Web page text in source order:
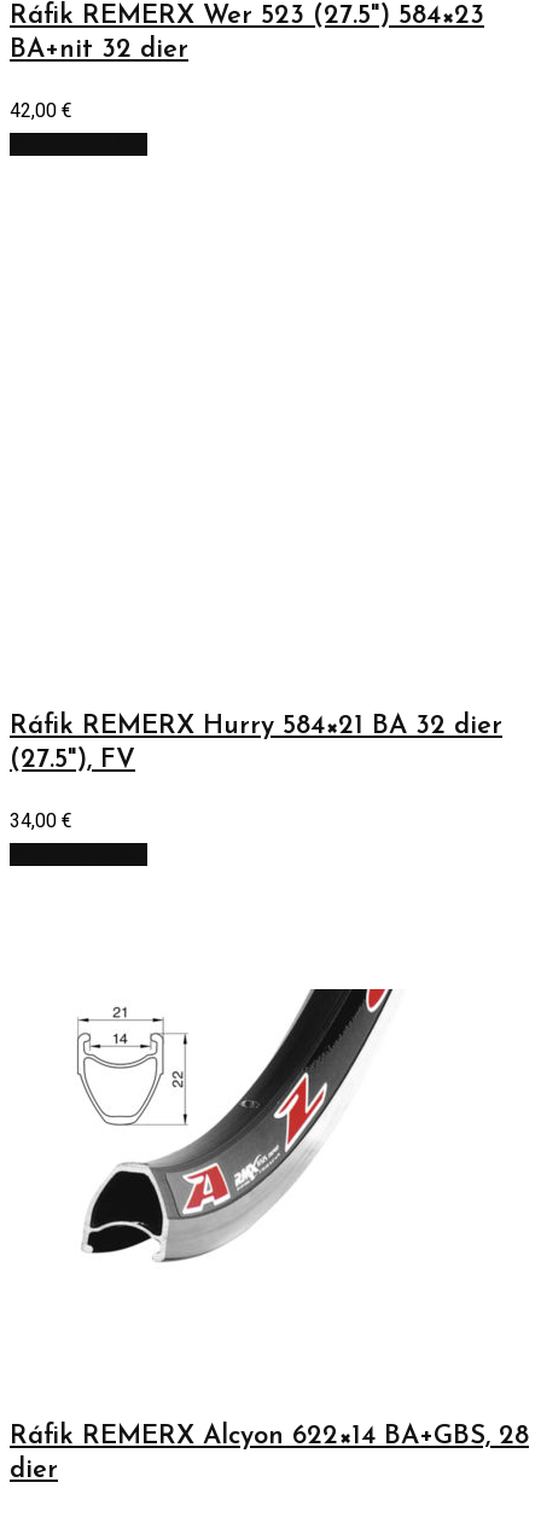
Ráfik REMERX Wer 523 (27.5") 584×23
BA+nit 32 dier
42,00 €
Ráfik REMERX Hurry 584×21 BA 32 dier
(27.5"), FV
34,00 €
Ráfik REMERX Alcyon 622×14 BA+GBS, 28
dier